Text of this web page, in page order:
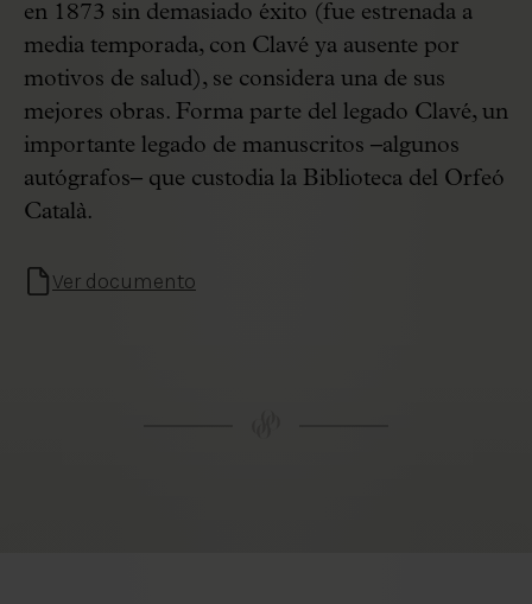
en 1873 sin demasiado éxito (fue estrenada a
media temporada, con Clavé ya ausente por
motivos de salud), se considera una de sus
mejores obras. Forma parte del legado Clavé, un
importante legado de manuscritos –algunos
autógrafos– que custodia la Biblioteca del Orfeó
Català.
Ver documento